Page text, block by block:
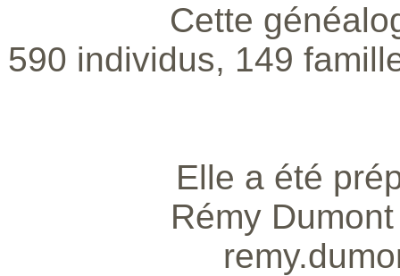
Cette
590 individus, 149
Elle a été
Rémy